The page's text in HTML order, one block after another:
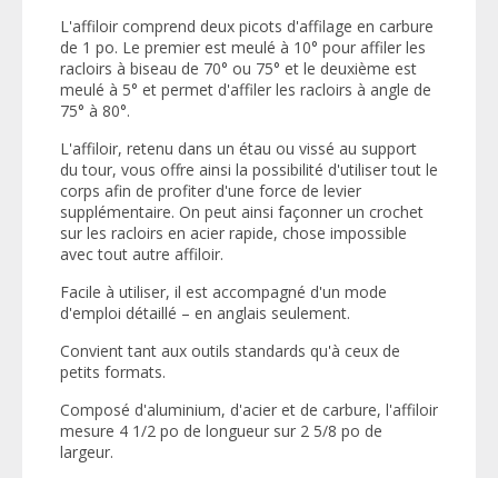
L'affiloir comprend deux picots d'affilage en carbure
de 1 po. Le premier est meulé à 10° pour affiler les
racloirs à biseau de 70° ou 75° et le deuxième est
meulé à 5° et permet d'affiler les racloirs à angle de
75° à 80°.
L'affiloir, retenu dans un étau ou vissé au support
du tour, vous offre ainsi la possibilité d'utiliser tout le
corps afin de profiter d'une force de levier
supplémentaire. On peut ainsi façonner un crochet
sur les racloirs en acier rapide, chose impossible
avec tout autre affiloir.
Facile à utiliser, il est accompagné d'un mode
d'emploi détaillé – en anglais seulement.
Convient tant aux outils standards qu'à ceux de
petits formats.
Composé d'aluminium, d'acier et de carbure, l'affiloir
mesure 4 1/2 po de longueur sur 2 5/8 po de
largeur.